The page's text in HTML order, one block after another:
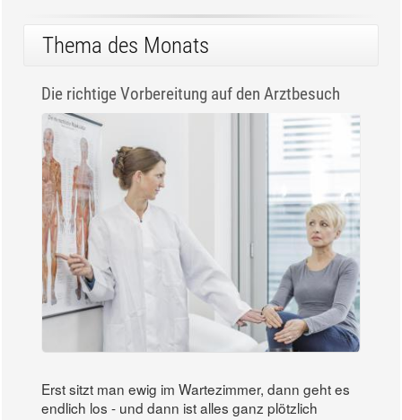
Thema des Monats
Die richtige Vorbereitung auf den Arztbesuch
Erst sitzt man ewig im Wartezimmer, dann geht es
endlich los - und dann ist alles ganz plötzlich